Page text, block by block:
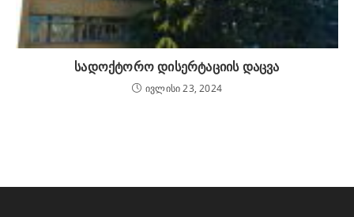
სადოქტორო დისერტაციის დაცვა
ივლისი 23, 2024